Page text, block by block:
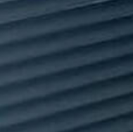
Hældning
Dørbredde
Dørtykkelse
Dørvægt